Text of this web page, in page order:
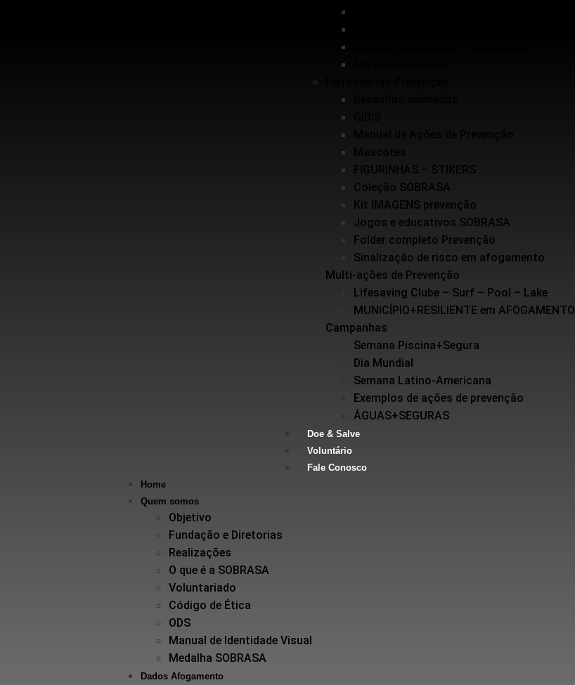
FIGURINHAS – STIKERS
Coleção SOBRASA
Kit IMAGENS prevenção
Jogos e educativos SOBRASA
Folder completo Prevenção
Sinalização de risco em afogamento
Multi-ações de Prevenção
Lifesaving Clube – Surf – Pool – Lake
MUNICÍPIO+RESILIENTE em AFOGAMENTO
Campanhas
Semana Piscina+Segura
Dia Mundial
Semana Latino-Americana
Exemplos de ações de prevenção
ÁGUAS+SEGURAS
Doe & Salve
Voluntário
Fale Conosco
Home
Quem somos
Objetivo
Fundação e Diretorias
Realizações
O que é a SOBRASA
Voluntariado
Código de Ética
ODS
Manual de Identidade Visual
Medalha SOBRASA
Dados Afogamento